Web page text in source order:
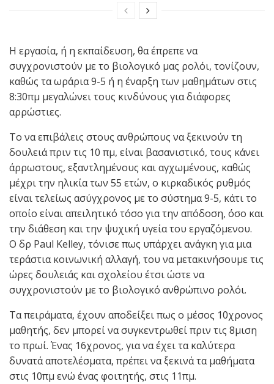
Η εργασία, ή η εκπαίδευση, θα έπρεπε να
συγχρονιστούν με το βιολογικό μας ρολόι, τονίζουν,
καθώς τα ωράρια 9-5 ή η έναρξη των μαθημάτων στις
8:30πμ μεγαλώνει τους κινδύνους για διάφορες
αρρώστιες.
Το να επιβάλεις στους ανθρώπους να ξεκινούν τη
δουλειά πριν τις 10 πμ, είναι βασανιστικό, τους κάνει
άρρωστους, εξαντλημένους και αγχωμένους, καθώς
μέχρι την ηλικία των 55 ετών, ο κιρκαδικός ρυθμός
είναι τελείως ασύγχρονος με το σύστημα 9-5, κάτι το
οποίο είναι απειλητικό τόσο για την απόδοση, όσο και
την διάθεση και την ψυχική υγεία του εργαζόμενου.
Ο δρ Paul Kelley, τόνισε πως υπάρχει ανάγκη για μια
τεράστια κοινωνική αλλαγή, του να μετακινήσουμε τις
ώρες δουλειάς και σχολείου έτσι ώστε να
συγχρονιστούν με το βιολογικό ανθρώπινο ρολόι.
Τα πειράματα, έχουν αποδείξει πως ο μέσος 10χρονος
μαθητής, δεν μπορεί να συγκεντρωθεί πριν τις 8μιση
το πρωί. Ένας 16χρονος, για να έχει τα καλύτερα
δυνατά αποτελέσματα, πρέπει να ξεκινά τα μαθήματα
στις 10πμ ενώ ένας φοιτητής, στις 11πμ.